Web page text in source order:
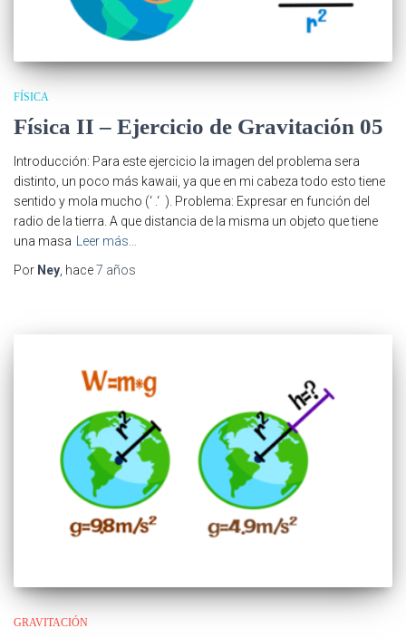
FÍSICA
Física II – Ejercicio de Gravitación 05
Introducción: Para este ejercicio la imagen del problema sera
distinto, un poco más kawaii, ya que en mi cabeza todo esto tiene
sentido y mola mucho (‘ .‘ ). Problema: Expresar en función del
radio de la tierra. A que distancia de la misma un objeto que tiene
una masa Leer más…
Por Ney, hace7 años
GRAVITACIÓN